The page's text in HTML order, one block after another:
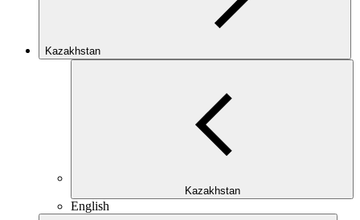
Kazakhstan
Kazakhstan
English